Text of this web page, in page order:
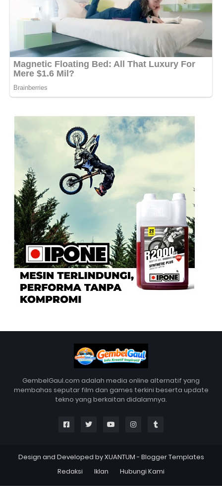
GembelGaul.com adalah media online alternatif yang
membahas seputar film dan games terkini beserta update
tekno yang berkaitan didalamnya.
Design and Developed byXUANTUM- Blogger Templates
Redaksi
Iklan Hubungi Kami